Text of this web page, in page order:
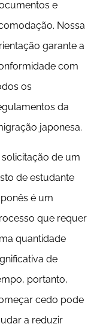
e
Nossa
garante a
com
os
da
japonesa.
solicitação de um
de estudante
é um
que requer
quantidade
de
portanto,
cedo pode
a reduzir